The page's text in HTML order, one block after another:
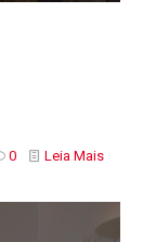
0 Leia Mais